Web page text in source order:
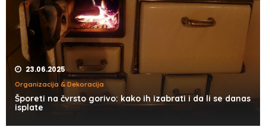
23.06.2025
Organizacija & Dekoracija
Šporeti na čvrsto gorivo: kako ih izabrati i da li se danas
isplate